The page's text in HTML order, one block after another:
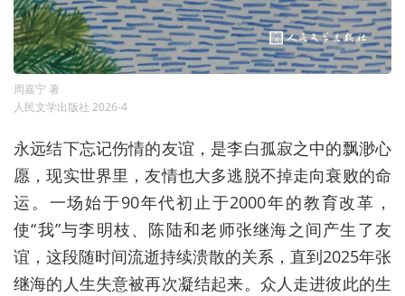
周嘉宁 著
人民文学出版社 2026-4
永远结下忘记伤情的友谊，是李白孤寂之中的飘渺心
愿，现实世界里，友情也大多逃脱不掉走向衰败的命
运。一场始于90年代初止于2000年的教育改革，
使“我”与李明枝、陈陆和老师张继海之间产生了友
谊，这段随时间流逝持续溃散的关系，直到2025年张
继海的人生失意被再次凝结起来。众人走进彼此的生